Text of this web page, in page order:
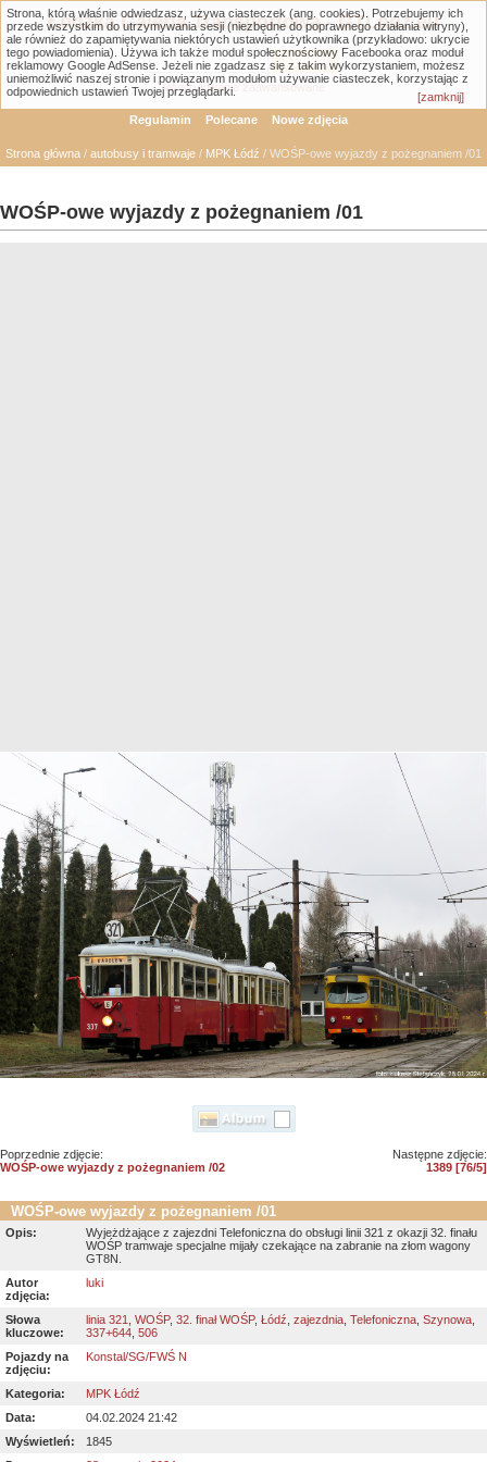
Łódzka Galeria Transportowa - GTLodz.eu
Wyszukiwanie zaawansowane
Regulamin Polecane Nowe zdjęcia
Strona główna / autobusy i tramwaje / MPK Łódź / WOŚP-owe wyjazdy z pożegnaniem /01
WOŚP-owe wyjazdy z pożegnaniem /01
Poprzednie zdjęcie:
WOŚP-owe wyjazdy z pożegnaniem /02
Następne zdjęcie:
1389 [76/5]
WOŚP-owe wyjazdy z pożegnaniem /01
Opis:
Wyjeżdżające z zajezdni Telefoniczna do obsługi linii 321 z okazji 32. finału
WOŚP tramwaje specjalne mijały czekające na zabranie na złom wagony
GT8N.
Autor
zdjęcia:
luki
Słowa
kluczowe:
linia 321 WOŚP, 32. finał WOŚP, Łódź zajezdnia Telefoniczna Szynowa
337+644 506
Pojazdy na
zdjęciu:
Konstal/SG/FWŚ N
Kategoria:
MPK Łódź
Data:
04.02.2024 21:42
Wyświetleń:
1845
Strona, którą właśnie odwiedzasz, używa ciasteczek (ang. cookies). Potrzebujemy ich
przede wszystkim do utrzymywania sesji (niezbędne do poprawnego działania witryny),
ale również do zapamiętywania niektórych ustawień użytkownika (przykładowo: ukrycie
tego powiadomienia). Używa ich także moduł społecznościowy Facebooka oraz moduł
reklamowy Google AdSense. Jeżeli nie zgadzasz się z takim wykorzystaniem, możesz
uniemożliwić naszej stronie i powiązanym modułom używanie ciasteczek, korzystając z
odpowiednich ustawień Twojej przeglądarki.
[zamknij]